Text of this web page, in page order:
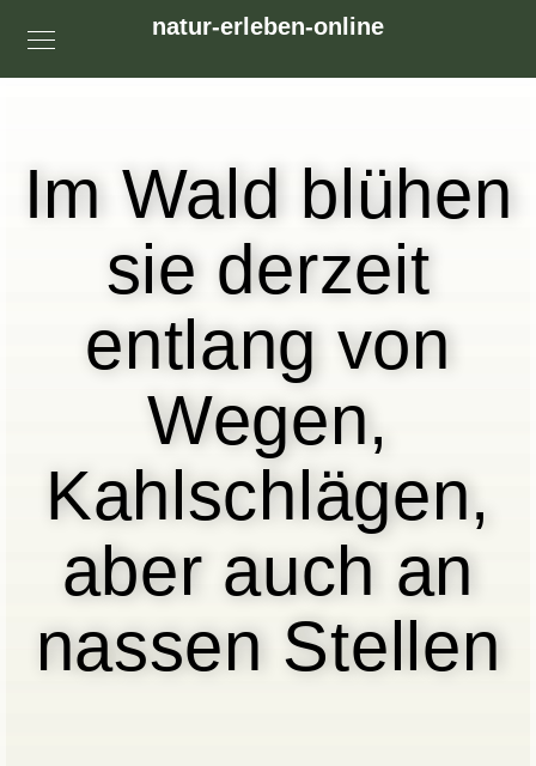
natur-erleben-online
Im Wald blühen
sie derzeit
entlang von
Wegen,
Kahlschlägen,
aber auch an
nassen Stellen